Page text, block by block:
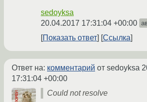
sedoyksa
20.04.2017 17:31:04 +00:00
Показать ответ Ссылка
Ответ на: комментарий от sedoyksa
17:31:04 +00:00
Could not resolve